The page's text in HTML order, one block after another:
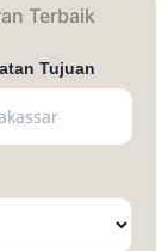
Terbaik
Tujuan